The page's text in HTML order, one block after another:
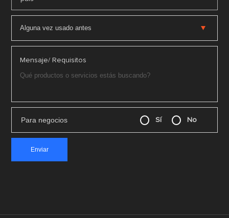
Mensaje/ Requisitos
Para negocios Sí No